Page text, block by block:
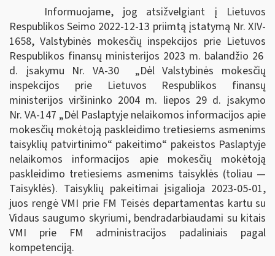
Informuojame, jog atsižvelgiant į Lietuvos
Respublikos Seimo 2022-12-13 priimtą įstatymą Nr. XIV-
1658, Valstybinės mokesčių inspekcijos prie Lietuvos
Respublikos finansų ministerijos 2023 m. balandžio 26
d. įsakymu Nr. VA-30 „Dėl Valstybinės mokesčių
inspekcijos prie Lietuvos Respublikos finansų
ministerijos viršininko 2004 m. liepos 29 d. įsakymo
Nr. VA-147 „Dėl Paslaptyje nelaikomos informacijos apie
mokesčių mokėtoją paskleidimo tretiesiems asmenims
taisyklių patvirtinimo“ pakeitimo“ pakeistos Paslaptyje
nelaikomos informacijos apie mokesčių mokėtoją
paskleidimo tretiesiems asmenims taisyklės (toliau —
Taisyklės). Taisyklių pakeitimai įsigalioja 2023-05-01,
juos rengė VMI prie FM Teisės departamentas kartu su
Vidaus saugumo skyriumi, bendradarbiaudami su kitais
VMI prie FM administracijos padaliniais pagal
kompetenciją.